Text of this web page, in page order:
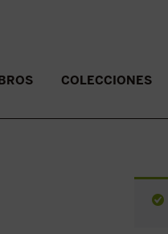
COLECCIONES